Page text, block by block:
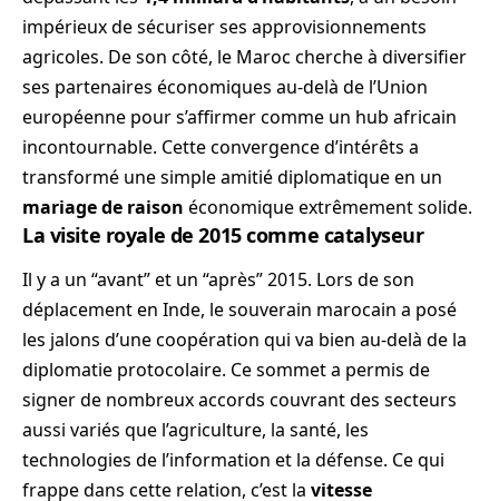
impérieux de sécuriser ses approvisionnements
agricoles. De son côté, le Maroc cherche à diversifier
ses partenaires économiques au-delà de l’Union
européenne pour s’affirmer comme un hub africain
incontournable. Cette convergence d’intérêts a
transformé une simple amitié diplomatique en un
mariage de raison économique extrêmement solide.
La visite royale de 2015 comme catalyseur
Il y a un “avant” et un “après” 2015. Lors de son
déplacement en Inde, le souverain marocain a posé
les jalons d’une coopération qui va bien au-delà de la
diplomatie protocolaire. Ce sommet a permis de
signer de nombreux accords couvrant des secteurs
aussi variés que l’agriculture, la santé, les
technologies de l’information et la défense. Ce qui
frappe dans cette relation, c’est la vitesse